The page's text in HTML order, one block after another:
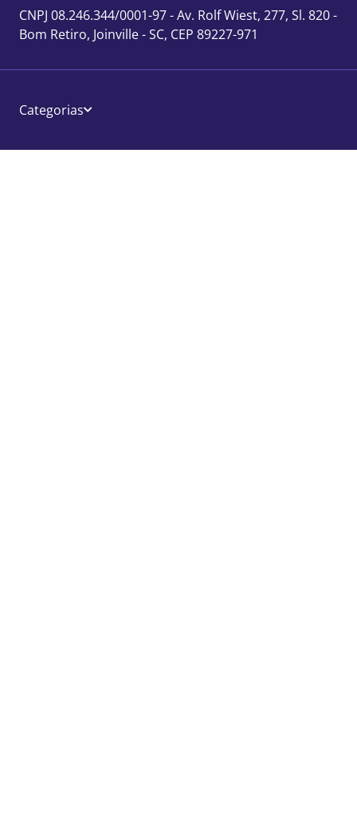
CNPJ 08.246.344/0001-97 - Av. Rolf Wiest, 277, Sl. 820 -
Bom Retiro, Joinville - SC, CEP 89227-971
Categorias